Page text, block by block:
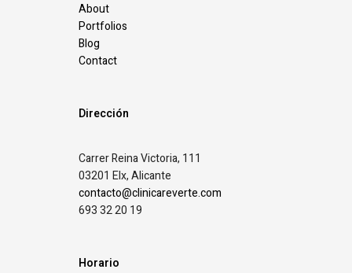
About
Portfolios
Blog
Contact
Dirección
Carrer Reina Victoria, 111
03201 Elx, Alicante
contacto@clinicareverte.com
693 32 20 19
Horario